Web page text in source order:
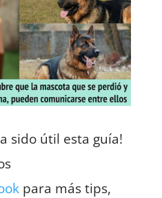
sido útil esta guía!
para más tips,